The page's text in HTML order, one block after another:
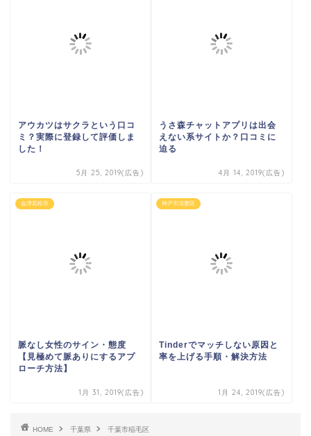
アウカツはサクラという口コ
ミ？実際に登録して評価しま
した！
5月 25, 2019(広告)
うさ森チャットアプリは出会
えない系サイトか？口コミに
迫る
4月 14, 2019(広告)
会津若松市
脈なし女性のサイン・態度
【見極めて脈ありにするアプ
ローチ方法】
1月 31, 2019(広告)
神戸市須磨区
Tinderでマッチしない原因と
率を上げる手順・解決方法
1月 24, 2019(広告)
HOME 千葉県 千葉市稲毛区